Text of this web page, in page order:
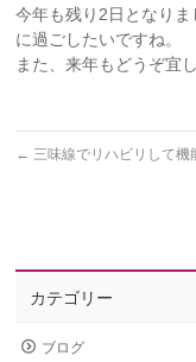
今年も残り2日となり
に過ごしたいですね。
また、来年もどうぞ宜
← 三味線でリハビリして機
カテゴリー
ブログ